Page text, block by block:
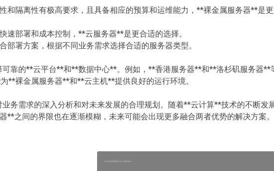
和隔离性有极高要求，且具备相应的预算和运维能力，**裸金属服务器**是
速部署和成本控制，**云服务器**是更合适的选择。
部署方案，根据不同业务需求选择合适的服务器类型。
可靠的**云平台**和**数据中心**。例如，**香港服务器**和**洛杉矶服务器**
**裸金属服务器**和**云主机**提供良好的运行环境。
务需求的深入分析和对未来发展的合理规划。随着**云计算**技术的不断发
**之间的界限也在逐渐模糊，未来可能会出现更多融合两者优势的解决方案。